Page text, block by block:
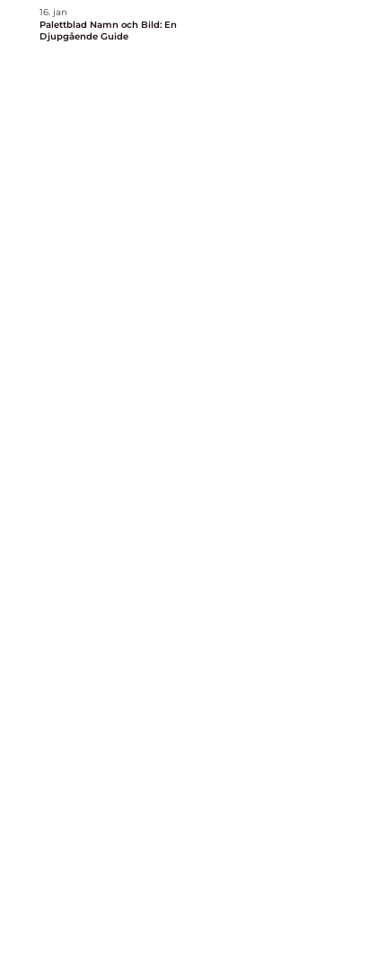
16. jan
Palettblad Namn och Bild: En
Djupgående Guide